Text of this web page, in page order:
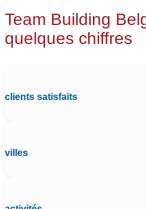
Team Building
quelques chiffres
clients satisfaits
villes